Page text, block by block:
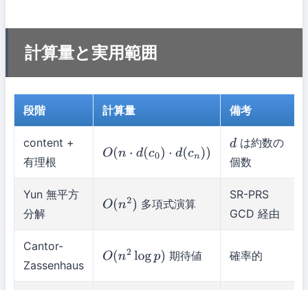
計算量と実用範囲
段階 計算量 備考
content +
有理根
O(n⋅d( c0)⋅d( c n))
d は約数の
個数
Yun 無平方
分解
O(n2) 多項式演算
SR-PRS
GCD 経由
Cantor-
Zassenhaus
O(n2logp) 期待値 確率的